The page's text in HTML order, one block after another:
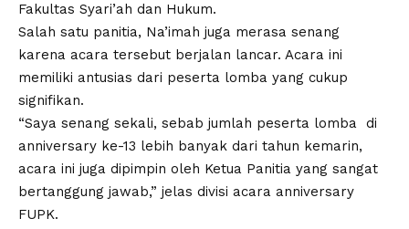
Fakultas Syari’ah dan Hukum.
Salah satu panitia, Na’imah juga merasa senang
karena acara tersebut berjalan lancar. Acara ini
memiliki antusias dari peserta lomba yang cukup
signifikan.
“Saya senang sekali, sebab jumlah peserta lomba di
anniversary ke-13 lebih banyak dari tahun kemarin,
acara ini juga dipimpin oleh Ketua Panitia yang sangat
bertanggung jawab,” jelas divisi acara anniversary
FUPK.